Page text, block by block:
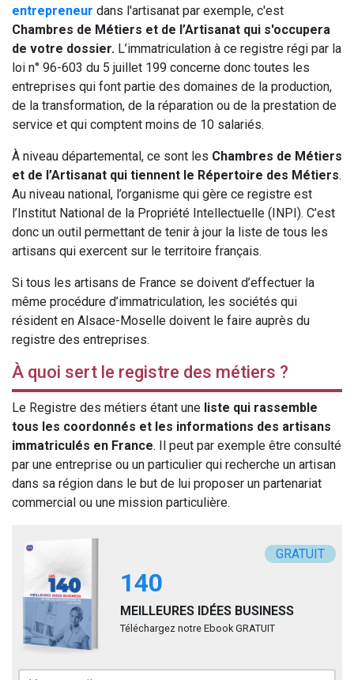
entrepreneur dans l'artisanat par exemple, c'est
Chambres de Métiers et de l’Artisanat qui s'occupera
de votre dossier. L’immatriculation à ce registre régi par la
loi n° 96-603 du 5 juillet 199 concerne donc toutes les
entreprises qui font partie des domaines de la production,
de la transformation, de la réparation ou de la prestation de
service et qui comptent moins de 10 salariés.
À niveau départemental, ce sont les Chambres de Métiers
et de l’Artisanat qui tiennent le Répertoire des Métiers.
Au niveau national, l’organisme qui gère ce registre est
l’Institut National de la Propriété Intellectuelle (INPI). C’est
donc un outil permettant de tenir à jour la liste de tous les
artisans qui exercent sur le territoire français.
Si tous les artisans de France se doivent d’effectuer la
même procédure d’immatriculation, les sociétés qui
résident en Alsace-Moselle doivent le faire auprès du
registre des entreprises.
À quoi sert le registre des métiers ?
Le Registre des métiers étant une liste qui rassemble
tous les coordonnés et les informations des artisans
immatriculés en France. Il peut par exemple être consulté
par une entreprise ou un particulier qui recherche un artisan
dans sa région dans le but de lui proposer un partenariat
commercial ou une mission particulière.
GRATUIT
140
MEILLEURES IDÉES BUSINESS
Téléchargez notre Ebook GRATUIT